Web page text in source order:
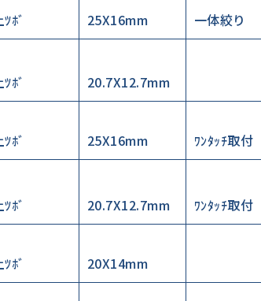
ﾂﾎﾞ 25X16mm 一体絞り
ﾂﾎﾞ 20.7X12.7mm
ﾂﾎﾞ 25X16mm ﾜﾝﾀｯﾁ取付
ﾂﾎﾞ 20.7X12.7mm ﾜﾝﾀｯﾁ取付
ﾂﾎﾞ 20X14mm